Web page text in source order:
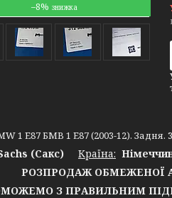
–8%
1 E87 БМВ 1 E87 (2003-12).
(Сакс) Країна:
РОЗПРОДАЖ ОБМЕЖЕНОЇ
З ПРАВИЛЬНИМ